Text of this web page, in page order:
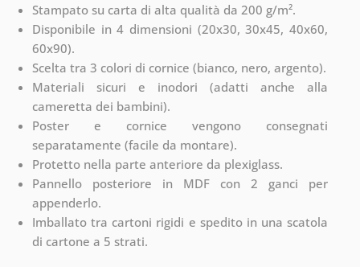
Stampato su carta di alta qualità da 200 g/m².
Disponibile in 4 dimensioni (20x30, 30x45, 40x60,
60x90).
Scelta tra 3 colori di cornice (bianco, nero, argento).
Materiali sicuri e inodori (adatti anche alla
cameretta dei bambini).
Poster e cornice vengono consegnati
separatamente (facile da montare).
Protetto nella parte anteriore da plexiglass.
Pannello posteriore in MDF con 2 ganci per
appenderlo.
Imballato tra cartoni rigidi e spedito in una scatola
di cartone a 5 strati.